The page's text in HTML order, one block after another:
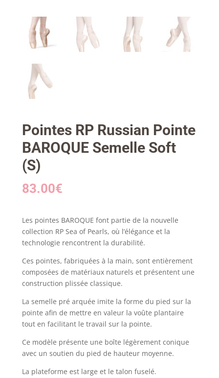
Pointes RP Russian Pointe
BAROQUE Semelle Soft
(S)
83.00€
Les pointes BAROQUE font partie de la nouvelle
collection RP Sea of Pearls, où l’élégance et la
technologie rencontrent la durabilité.
Ces pointes, fabriquées à la main, sont entièrement
composées de matériaux naturels et présentent une
construction plissée classique.
La semelle pré arquée imite la forme du pied sur la
pointe afin de mettre en valeur la voûte plantaire
tout en facilitant le travail sur la pointe.
Ce modèle présente une boîte légèrement conique
avec un soutien du pied de hauteur moyenne.
La plateforme est large et le talon fuselé.